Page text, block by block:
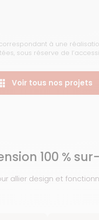
à une
sous réserve de
Voir tous nos projets
100 %
allier design et